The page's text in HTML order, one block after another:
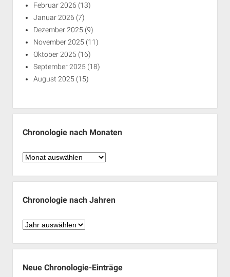
Februar 2026 (13)
Januar 2026 (7)
Dezember 2025 (9)
November 2025 (11)
Oktober 2025 (16)
September 2025 (18)
August 2025 (15)
Chronologie nach Monaten
Chronologie
Monaten
Chronologie nach Jahren
Chronologie
Jahren
Neue Chronologie-Einträge